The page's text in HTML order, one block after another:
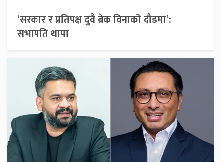
‘सरकार र प्रतिपक्ष दुवै ब्रेक विनाको दौडमा’:
सभापति थापा